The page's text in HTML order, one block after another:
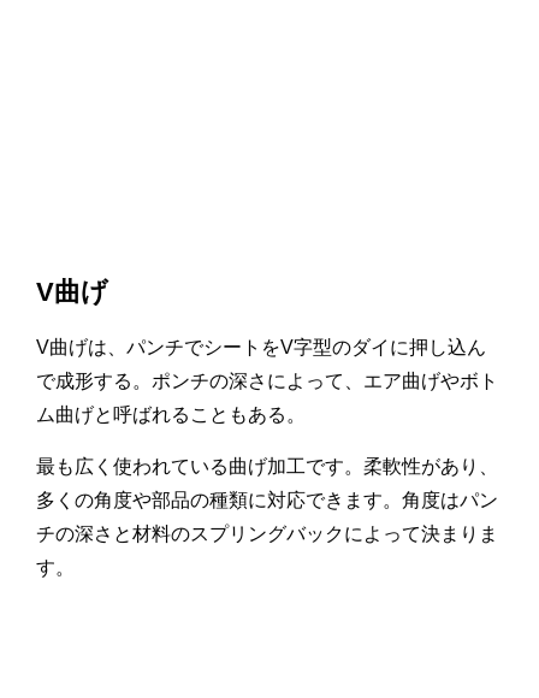
V曲げ
V曲げは、パンチでシートをV字型のダイに押し込ん
で成形する。ポンチの深さによって、エア曲げやボト
ム曲げと呼ばれることもある。
最も広く使われている曲げ加工です。柔軟性があり、
多くの角度や部品の種類に対応できます。角度はパン
チの深さと材料のスプリングバックによって決まりま
す。